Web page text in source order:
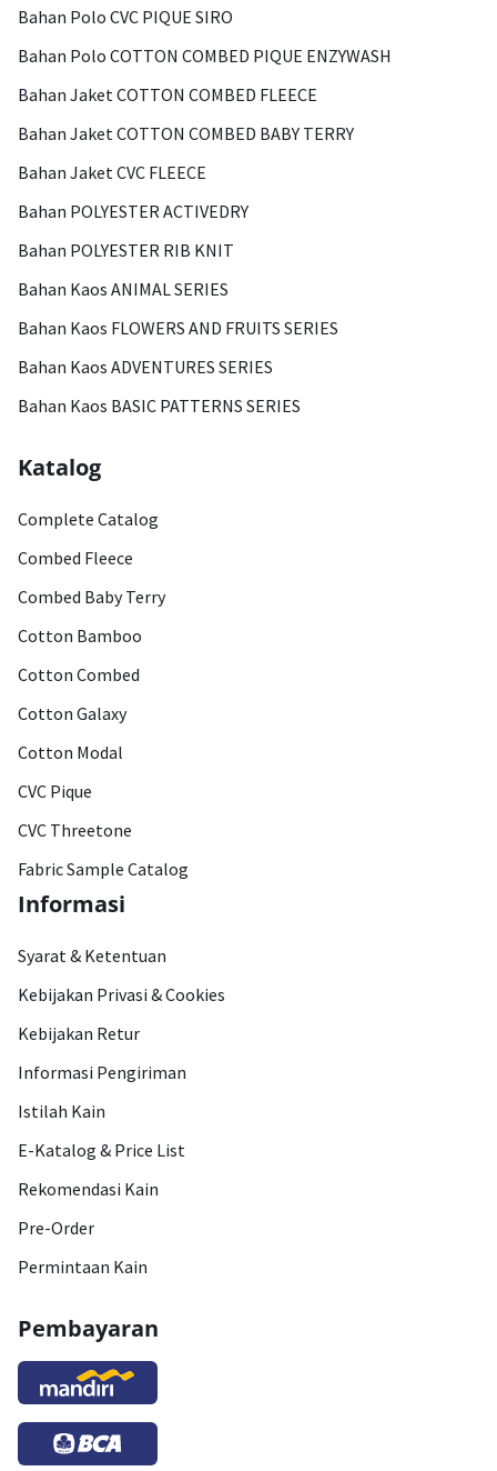
Bahan Polo CVC PIQUE SIRO
Bahan Polo COTTON COMBED PIQUE ENZYWASH
Bahan Jaket COTTON COMBED FLEECE
Bahan Jaket COTTON COMBED BABY TERRY
Bahan Jaket CVC FLEECE
Bahan POLYESTER ACTIVEDRY
Bahan POLYESTER RIB KNIT
Bahan Kaos ANIMAL SERIES
Bahan Kaos FLOWERS AND FRUITS SERIES
Bahan Kaos ADVENTURES SERIES
Bahan Kaos BASIC PATTERNS SERIES
Katalog
Complete Catalog
Combed Fleece
Combed Baby Terry
Cotton Bamboo
Cotton Combed
Cotton Galaxy
Cotton Modal
CVC Pique
CVC Threetone
Fabric Sample Catalog
Informasi
Syarat & Ketentuan
Kebijakan Privasi & Cookies
Kebijakan Retur
Informasi Pengiriman
Istilah Kain
E-Katalog & Price List
Rekomendasi Kain
Pre-Order
Permintaan Kain
Pembayaran